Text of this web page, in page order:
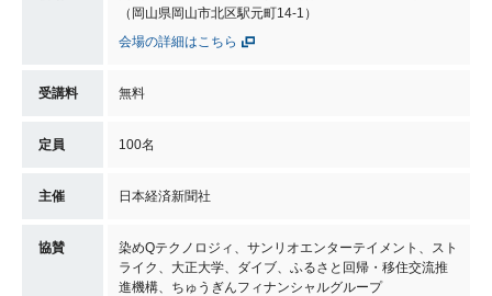
（岡山県岡山市北区駅元町14-1）
会場の詳細はこちら
受講料 無料
定員 100名
主催 日本経済新聞社
協賛
染めQテクノロジィ、サンリオエンターテイメント、スト
ライク、大正大学、ダイブ、ふるさと回帰・移住交流推
進機構、ちゅうぎんフィナンシャルグループ